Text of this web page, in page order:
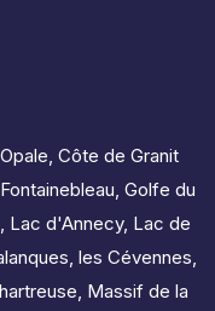
, Côte de Granit
, Golfe du
, Lac d'Annecy, Lac de
, les Cévennes,
, Massif de la